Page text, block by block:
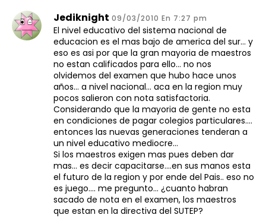
Jediknight 09/03/2010 En 7:27 pm
El nivel educativo del sistema nacional de
educacion es el mas bajo de america del sur… y
eso es asi por que la gran mayoria de maestros
no estan calificados para ello… no nos
olvidemos del examen que hubo hace unos
años… a nivel nacional… aca en la region muy
pocos salieron con nota satisfactoria.
Considerando que la mayoria de gente no esta
en condiciones de pagar colegios particulares….
entonces las nuevas generaciones tenderan a
un nivel educativo mediocre…
Si los maestros exigen mas pues deben dar
mas… es decir capacitarse….en sus manos esta
el futuro de la region y por ende del Pais.. eso no
es juego…. me pregunto… ¿cuanto habran
sacado de nota en el examen, los maestros
que estan en la directiva del SUTEP?